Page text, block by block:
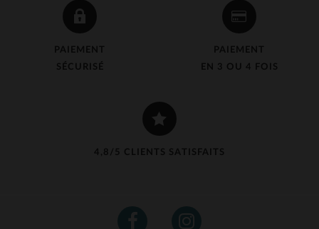
PAIEMENT
SÉCURISÉ
PAIEMENT
EN 3 OU 4 FOIS
4,8/5 CLIENTS SATISFAITS